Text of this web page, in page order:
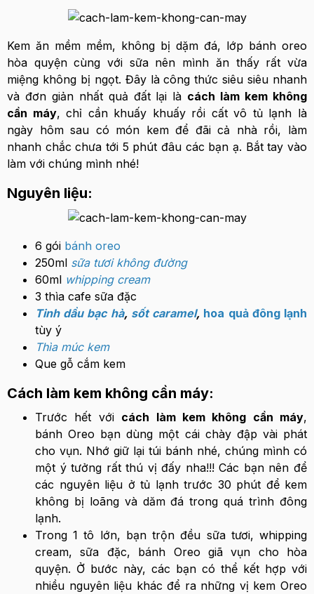
Kem ăn mềm mềm, không bị dặm đá, lớp bánh oreo
hòa quyện cùng với sữa nên mình ăn thấy rất vừa
miệng không bị ngọt. Đây là công thức siêu siêu nhanh
và đơn giản nhất quả đất lại là cách làm kem không
cần máy, chỉ cần khuấy khuấy rồi cất vô tủ lạnh là
ngày hôm sau có món kem để đãi cả nhà rồi, làm
nhanh chắc chưa tới 5 phút đâu các bạn ạ. Bắt tay vào
làm với chúng mình nhé!
Nguyên liệu:
6 gói bánh oreo
250ml sữa tươi không đường
60ml whipping cream
3 thìa cafe sữa đặc
Tinh dầu bạc hà, sốt caramel, hoa quả đông lạnh
tùy ý
Thìa múc kem
Que gỗ cắm kem
Cách làm kem không cần máy:
Trước hết với cách làm kem không cần máy,
bánh Oreo bạn dùng một cái chày đập vài phát
cho vụn. Nhớ giữ lại túi bánh nhé, chúng mình có
một ý tưởng rất thú vị đấy nha!!! Các bạn nên để
các nguyên liệu ở tủ lạnh trước 30 phút để kem
không bị loãng và dăm đá trong quá trình đông
lạnh.
Trong 1 tô lớn, bạn trộn đều sữa tươi, whipping
cream, sữa đặc, bánh Oreo giã vụn cho hòa
quyện. Ở bước này, các bạn có thể kết hợp với
nhiều nguyên liệu khác để ra những vị kem Oreo